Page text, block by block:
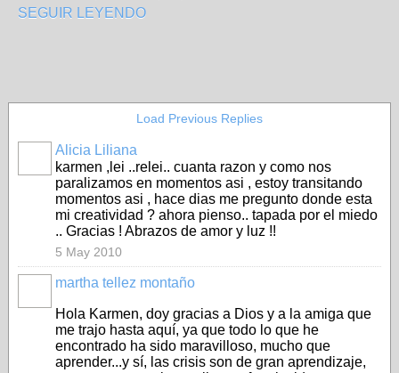
SEGUIR LEYENDO
Load Previous Replies
Alicia Liliana
karmen ,lei ..relei.. cuanta razon y como nos
paralizamos en momentos asi , estoy transitando
momentos asi , hace dias me pregunto donde esta
mi creatividad ? ahora pienso.. tapada por el miedo
.. Gracias ! Abrazos de amor y luz !!
5 May 2010
martha tellez montaño
Hola Karmen, doy gracias a Dios y a la amiga que
me trajo hasta aquí, ya que todo lo que he
encontrado ha sido maravilloso, mucho que
aprender...y sí, las crisis son de gran aprendizaje,